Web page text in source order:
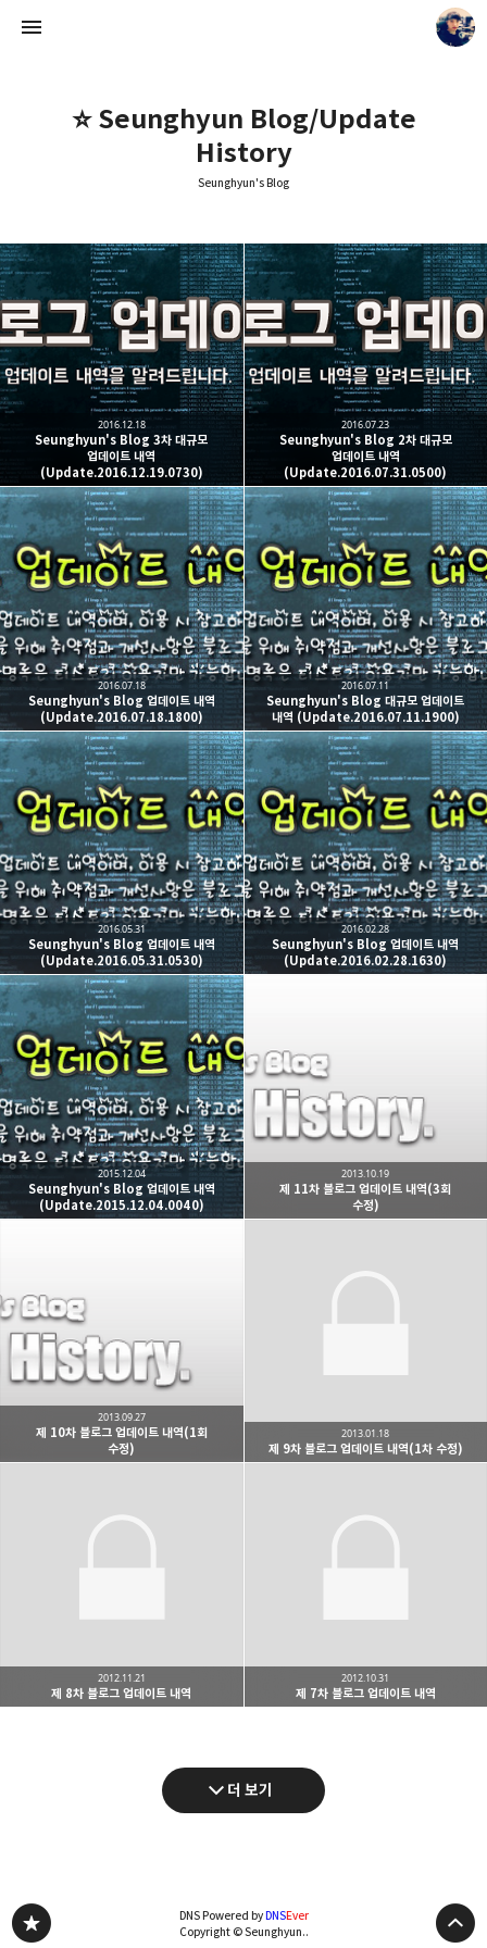
⭐ Seunghyun Blog/Update
History
Seunghyun's Blog
Seunghyun's Blog 3차 대규모
업데이트 내역
(Update.2016.12.19.0730)
2016.12.18
Seunghyun's Blog 2차 대규모
업데이트 내역
(Update.2016.07.31.0500)
2016.07.23
Seunghyun's Blog 업데이트 내역
(Update.2016.07.18.1800)
2016.07.18
Seunghyun's Blog 대규모 업데이트
내역 (Update.2016.07.11.1900)
2016.07.11
Seunghyun's Blog 업데이트 내역
(Update.2016.05.31.0530)
2016.05.31
Seunghyun's Blog 업데이트 내역
(Update.2016.02.28.1630)
2016.02.28
Seunghyun's Blog 업데이트 내역
(Update.2015.12.04.0040)
2015.12.04
제 11차 블로그 업데이트 내역(3회
수정)
2013.10.19
제 10차 블로그 업데이트 내역(1회
수정)
2013.09.27
제 9차 블로그 업데이트 내역(1차 수정)
2013.01.18
제 8차 블로그 업데이트 내역
2012.11.21
제 7차 블로그 업데이트 내역
2012.10.31
더 보기
Seunghyun's Blog
Seunghyun.
DNS Powered byDNSEver
Copyright © Seunghyun..